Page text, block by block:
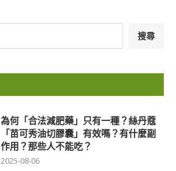
搜尋
為何「合法減肥藥」只有一種？絲丹蔻
「苗可秀油切膠囊」有效嗎？有什麼副
作用？那些人不能吃？
2025-08-06